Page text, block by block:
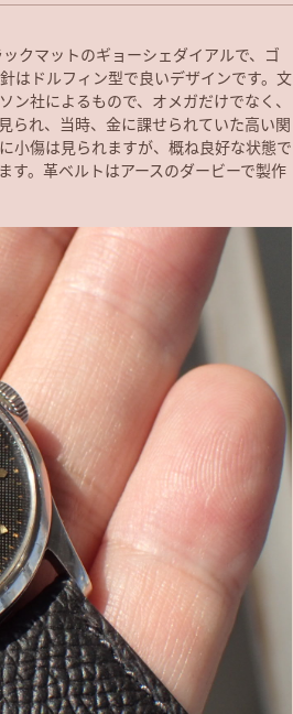
クマットのギョーシェダイアルで、ゴ
はドルフィン型で良いデザインです。文
社によるもので、オメガだけでなく、
られ、当時、金に課せられていた高い関
小傷は見られますが、概ね良好な状態で
す。革ベルトはアースのダービーで製作